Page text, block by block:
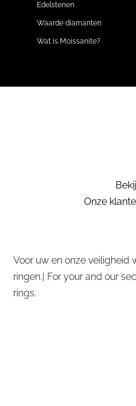
Edelstenen
Waarde diamanten
Wat is Moissanite?
Onze
Voor uw en onze
ringen.| For your and our
rings.